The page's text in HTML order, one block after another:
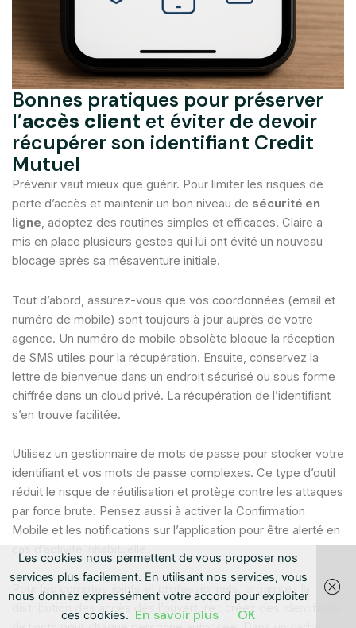
Bonnes pratiques pour préserver
l’accès client et éviter de devoir
récupérer son identifiant Credit
Mutuel
Prévenir vaut mieux que guérir. Pour limiter les risques de
perte d’accès et maintenir un bon niveau de sécurité en
ligne, adoptez des routines simples et efficaces. Claire a
mis en place plusieurs gestes qui lui ont évité un nouveau
blocage après sa mésaventure initiale.
Tout d’abord, assurez-vous que vos coordonnées (email et
numéro de mobile) sont toujours à jour auprès de votre
agence. Un numéro de mobile obsolète bloque la réception
de SMS utiles pour la récupération. Ensuite, conservez la
lettre de bienvenue dans un endroit sécurisé ou sous forme
chiffrée dans un cloud privé. La récupération de l’identifiant
s’en trouve facilitée.
Utilisez un gestionnaire de mots de passe pour stocker votre
identifiant et vos mots de passe complexes. Ce type d’outil
réduit le risque de réutilisation et protège contre les attaques
par force brute. Pensez aussi à activer la Confirmation
Mobile et les notifications sur l’application pour être alerté en
cas d’activité inhabituelle.
Pour les comptes joints et professionnels, organisez la
distribution des accès dès l’ouverture : créez des identifiants
Les cookies nous permettent de vous proposer nos
services plus facilement. En utilisant nos services, vous
nous donnez expressément votre accord pour exploiter
ces cookies. En savoir plus OK